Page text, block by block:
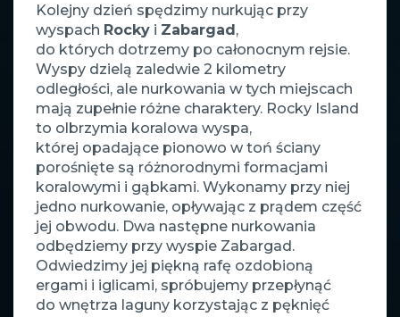
Kolejny dzień spędzimy nurkując przy
wyspach Rocky i Zabargad,
do których dotrzemy po całonocnym rejsie.
Wyspy dzielą zaledwie 2 kilometry
odległości, ale nurkowania w tych miejscach
mają zupełnie różne charaktery. Rocky Island
to olbrzymia koralowa wyspa,
której opadające pionowo w toń ściany
porośnięte są różnorodnymi formacjami
koralowymi i gąbkami. Wykonamy przy niej
jedno nurkowanie, opływając z prądem część
jej obwodu. Dwa następne nurkowania
odbędziemy przy wyspie Zabargad.
Odwiedzimy jej piękną rafę ozdobioną
ergami i iglicami, spróbujemy przepłynąć
do wnętrza laguny korzystając z pęknięć